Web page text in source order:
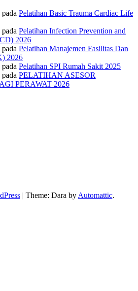
pada Pelatihan Basic Trauma Cardiac Life
pada Pelatihan Infection Prevention and
2026
pada Pelatihan Manajemen Fasilitas Dan
2026
pada Pelatihan SPI Rumah Sakit 2025
pada PELATIHAN ASESOR
PERAWAT 2026
Theme: Dara byAutomattic.